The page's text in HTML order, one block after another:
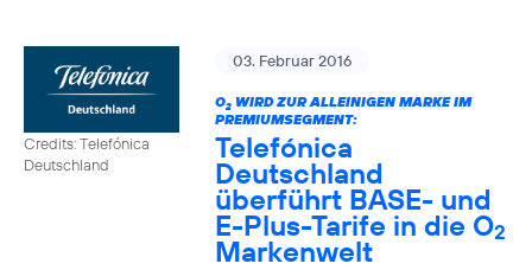
Credits: Telefónica
Deutschland
03. Februar 2016
O2WIRD ZUR ALLEINIGEN MARKE IM
PREMIUMSEGMENT:
Telefónica
Deutschland
überführt BASE- und
E-Plus-Tarife in die O2
Markenwelt